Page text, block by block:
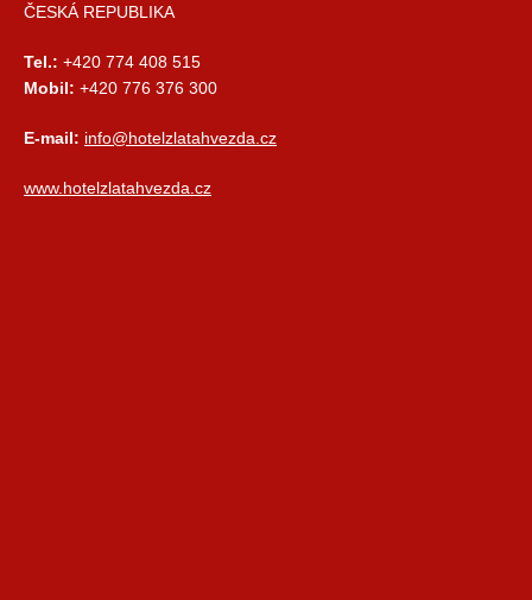
ČESKÁ REPUBLIKA
Tel.: +420 774 408 515
Mobil: +420 776 376 300
E-mail: info@hotelzlatahvezda.cz
www.hotelzlatahvezda.cz